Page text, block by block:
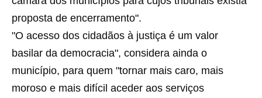
proposta de encerramento".
"O acesso dos cidadãos à justiça é um valor
basilar da democracia", considera ainda o
município, para quem "tornar mais caro, mais
moroso e mais difícil aceder aos serviços